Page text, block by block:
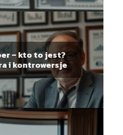
– kto to jest?
i kontrowersje